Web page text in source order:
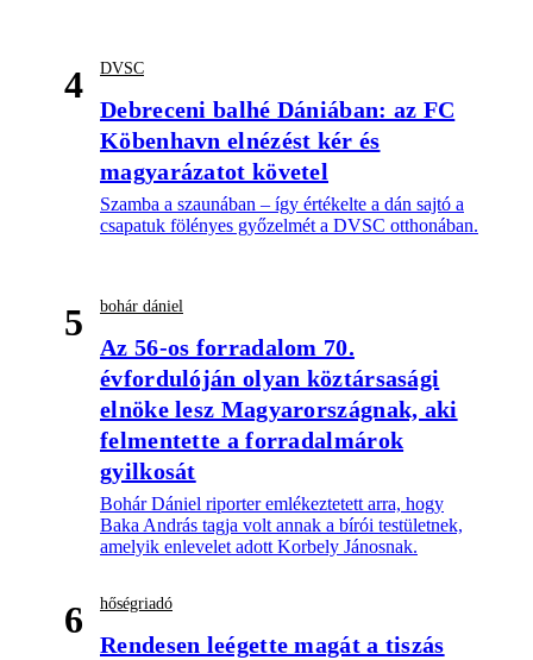
4 DVSC
Debreceni balhé Dániában: az FC
Köbenhavn elnézést kér és
magyarázatot követel
Szamba a szaunában – így értékelte a dán sajtó a
csapatuk fölényes győzelmét a DVSC otthonában.
5 bohár dániel
Az 56-os forradalom 70.
évfordulóján olyan köztársasági
elnöke lesz Magyarországnak, aki
felmentette a forradalmárok
gyilkosát
Bohár Dániel riporter emlékeztetett arra, hogy
Baka András tagja volt annak a bírói testületnek,
amelyik enlevelet adott Korbely Jánosnak.
6 hőségriadó
Rendesen leégette magát a tiszás